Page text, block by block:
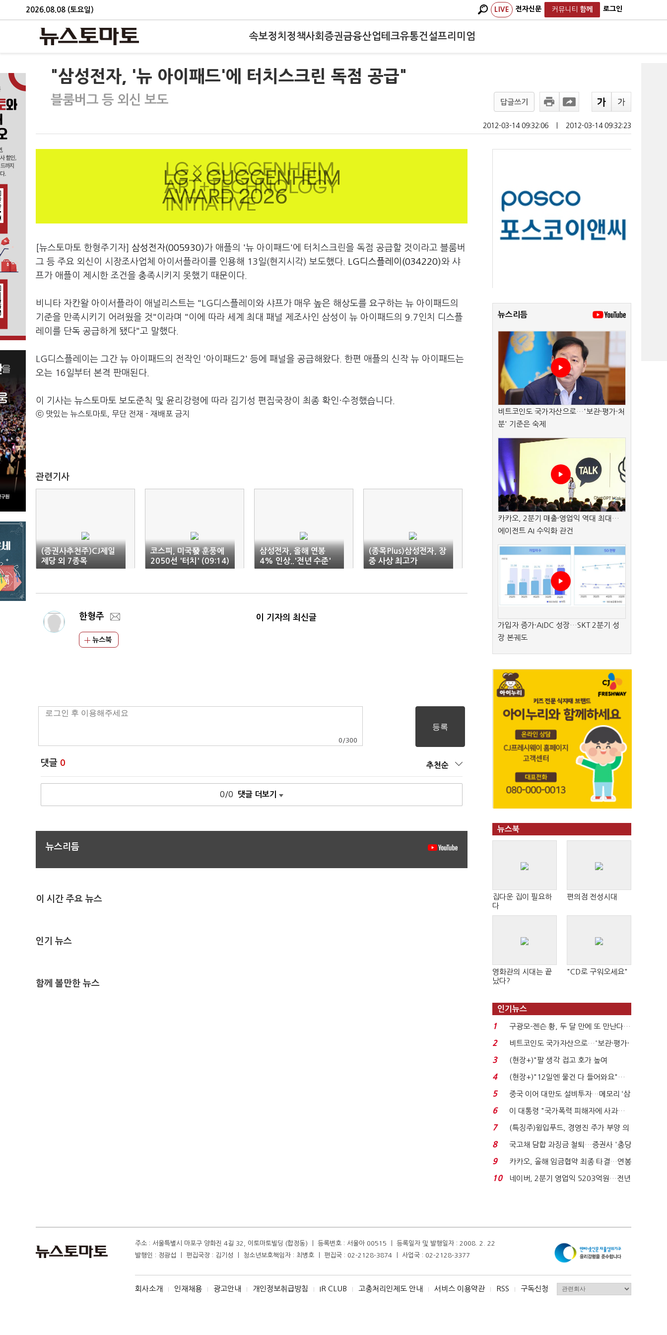
2026.08.08 (토요일) LIVE 전자신문 커뮤니티 함께 로그인
속보정치 정책사회 증권금융산업테크유통건설프리미엄
"삼성전자, '뉴 아이패드'에 터치스크린 독점 공급"
블룸버그 등 외신 보도 답글쓰기
2012-03-14 09:32:06 2012-03-14 09:32:23
[뉴스토마토 한형주기자] 삼성전자(005930)가 애플의 '뉴 아이패드'에 터치스크린을 독점 공급할 것이라고 블룸버
그 등 주요 외신이 시장조사업체 아이서플라이를 인용해 13일(현지시각) 보도했다.
LG디스플레이(034220)와 샤
프가 애플이 제시한 조건을 충족시키지 못했기 때문이다.
비니타 자칸왈 아이서플라이 애널리스트는 "LG디스플레이와 샤프가 매우 높은 해상도를 요구하는 뉴 아이패드의
기준을 만족시키기 어려웠을 것"이라며 "이에 따라 세계 최대 패널 제조사인 삼성이 뉴 아이패드의 9.7인치 디스플
레이를 단독 공급하게 됐다"고 말했다.
LG디스플레이는 그간 뉴 아이패드의 전작인 '아이패드2' 등에 패널을 공급해왔다. 한편 애플의 신작 뉴 아이패드는
오는 16일부터 본격 판매된다.
이 기사는 뉴스토마토 보도준칙 및 윤리강령에 따라 김기성 편집국장이 최종 확인·수정했습니다.
ⓒ 맛있는 뉴스토마토, 무단 전재 - 재배포 금지
관련기사
(증권사추천주)CJ제일
제당 외 7종목
코스피, 미국發 훈풍에
2050선 '터치' (09:14)
삼성전자, 올해 연봉
4% 인상..'전년 수준'
(종목Plus)삼성전자, 장
중 사상 최고가
한형주
뉴스북
이 기자의 최신글
0 /300
댓글 0 추천순
0/0 댓글 더보기
뉴스리듬
이 시간 주요 뉴스
인기 뉴스
함께 볼만한 뉴스
뉴스리듬
비트코인도 국가자산으로…'보관·평가·처
분' 기준은 숙제
카카오, 2분기 매출·영업익 역대 최대…
에이전트 AI 수익화 관건
가입자 증가·AIDC 성장…SKT 2분기 성
장 본궤도
뉴스북
집다운 집이 필요하
다
편의점 전성시대
영화관의 시대는 끝
났다?
"CD로 구워오세요"
인기뉴스
1
구광모-젠슨 황, 두 달 만에 또 만난다…
로봇·AI 등 논...
2
비트코인도 국가자산으로…'보관·평가·
처분' 기준은 ...
3
(현장+)"팔 생각 접고 호가 높여
요"…'덜 똘똘한 한 채' 20...
4
(현장+)"12일엔 물건 다 들어와요"…
빈 매대 채우며 문 연 ...
5
중국 이어 대만도 설비투자…메모리 ‘삼
국전쟁’
6
이 대통령 "국가폭력 피해자에 사과…
적극적 조사로 진...
7
(특징주)윙입푸드, 경영진 주가 부양 의
지에 상한가...
8
국고채 담합 과징금 철퇴…증권사 '충당
금 폭탄' 우려...
9
카카오, 올해 임금협약 최종 타결…연봉
6.3% 인상·격려...
10
네이버, 2분기 영업익 5203억원…전년
주소 : 서울특별시 마포구 양화진 4길 32, 이토마토빌딩 (합정동) ㅣ 등록번호 : 서울아 00515 ㅣ 등록일자 및 발행일자 : 2008. 2. 22
발행인 : 정광섭 ㅣ 편집국장 : 김기성 ㅣ 청소년보호책임자 : 최병호 ㅣ 편집국 : 02-2128-3874 ㅣ 사업국 : 02-2128-3377
회사소개 I 인재채용 I 광고안내 I 개인정보취급방침 I IR CLUB I 고충처리인제도 안내 I 서비스 이용약관 I RSS I 구독신청